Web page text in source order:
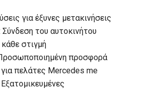
για έξυνες μετακινήσεις
Σύνδεση του αυτοκινήτου
στιγμή
προσφορά
πελάτες Mercedes me